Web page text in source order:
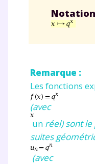
Notation
Remarque :
Les fonctions
(avec
un réel) sont
suites
(avec